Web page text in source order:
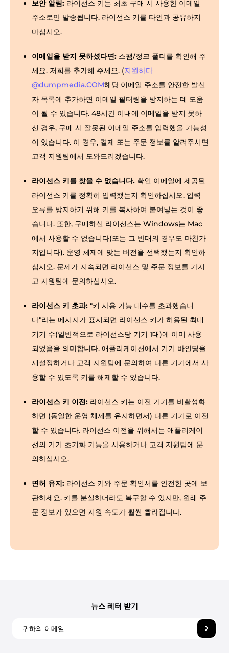
보안 알림: 라이선스 키는 최초 구매 시 사용한 이메일
주소로만 발송됩니다. 라이선스 키를 타인과 공유하지
마십시오.
이메일을 받지 못하셨다면: 스팸/정크 폴더를 확인해 주
세요. 저희를 추가해 주세요. (지원하다
@dumpmedia.COM해당 이메일 주소를 안전한 발신
자 목록에 추가하면 이메일 필터링을 방지하는 데 도움
이 될 수 있습니다. 48시간 이내에 이메일을 받지 못하
신 경우, 구매 시 잘못된 이메일 주소를 입력했을 가능성
이 있습니다. 이 경우, 결제 또는 주문 정보를 알려주시면
고객 지원팀에서 도와드리겠습니다.
라이선스 키를 찾을 수 없습니다. 확인 이메일에 제공된
라이선스 키를 정확히 입력했는지 확인하십시오. 입력
오류를 방지하기 위해 키를 복사하여 붙여넣는 것이 좋
습니다. 또한, 구매하신 라이선스는 Windows는 Mac
에서 사용할 수 없습니다(또는 그 반대의 경우도 마찬가
지입니다). 운영 체제에 맞는 버전을 선택했는지 확인하
십시오. 문제가 지속되면 라이선스 및 주문 정보를 가지
고 지원팀에 문의하십시오.
라이선스 키 초과: "키 사용 가능 대수를 초과했습니
다"라는 메시지가 표시되면 라이선스 키가 허용된 최대
기기 수(일반적으로 라이선스당 기기 1대)에 이미 사용
되었음을 의미합니다. 애플리케이션에서 기기 바인딩을
재설정하거나 고객 지원팀에 문의하여 다른 기기에서 사
용할 수 있도록 키를 해제할 수 있습니다.
라이선스 키 이전: 라이선스 키는 이전 기기를 비활성화
하면 (동일한 운영 체제를 유지하면서) 다른 기기로 이전
할 수 있습니다. 라이선스 이전을 위해서는 애플리케이
션의 기기 초기화 기능을 사용하거나 고객 지원팀에 문
의하십시오.
면허 유지: 라이선스 키와 주문 확인서를 안전한 곳에 보
관하세요. 키를 분실하더라도 복구할 수 있지만, 원래 주
문 정보가 있으면 지원 속도가 훨씬 빨라집니다.
뉴스 레터 받기